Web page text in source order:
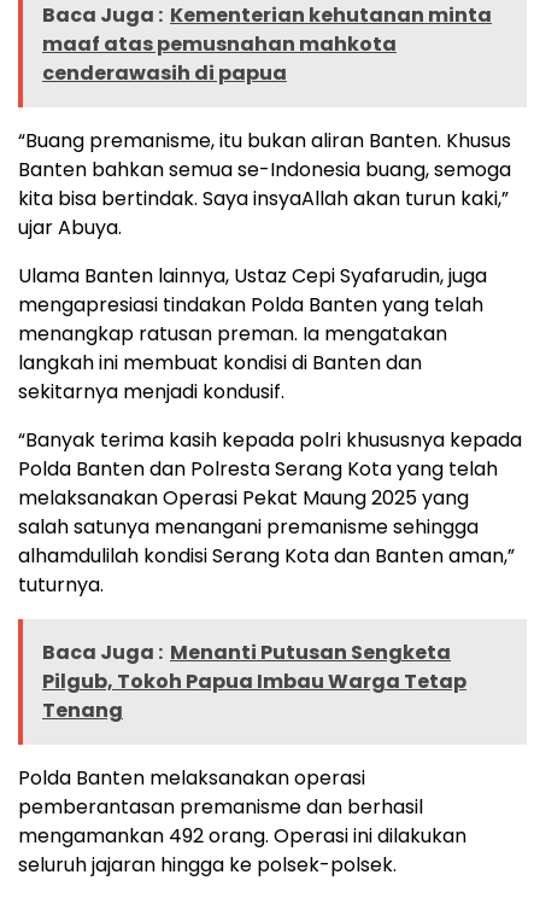
Baca Juga : Kementerian kehutanan minta
maaf atas pemusnahan mahkota
cenderawasih di papua
“Buang premanisme, itu bukan aliran Banten. Khusus
Banten bahkan semua se-Indonesia buang, semoga
kita bisa bertindak. Saya insyaAllah akan turun kaki,”
ujar Abuya.
Ulama Banten lainnya, Ustaz Cepi Syafarudin, juga
mengapresiasi tindakan Polda Banten yang telah
menangkap ratusan preman. Ia mengatakan
langkah ini membuat kondisi di Banten dan
sekitarnya menjadi kondusif.
“Banyak terima kasih kepada polri khususnya kepada
Polda Banten dan Polresta Serang Kota yang telah
melaksanakan Operasi Pekat Maung 2025 yang
salah satunya menangani premanisme sehingga
alhamdulilah kondisi Serang Kota dan Banten aman,”
tuturnya.
Baca Juga : Menanti Putusan Sengketa
Pilgub, Tokoh Papua Imbau Warga Tetap
Tenang
Polda Banten melaksanakan operasi
pemberantasan premanisme dan berhasil
mengamankan 492 orang. Operasi ini dilakukan
seluruh jajaran hingga ke polsek-polsek.